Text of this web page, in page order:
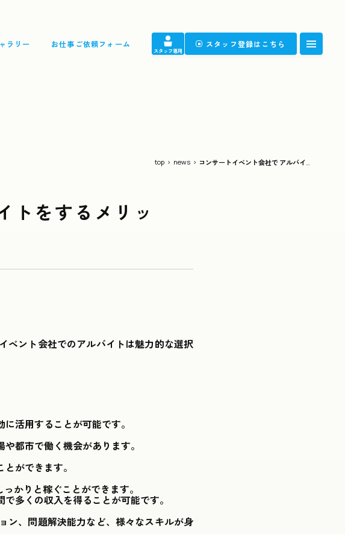
ラリー お仕事ご依頼フォーム
スタッフ専用
スタッフ登録はこちら
Contact
top > news > コンサートイベント会社で アルバイトをするメリット・デメリット
トをするメリッ
ベント会社でのアルバイトは魅力的な選択
活用することが可能です。
都市で働く機会があります。
ができます。
かりと稼ぐことができます。
多くの収入を得ることが可能です。
ン、問題解決能力など、様々なスキルが身